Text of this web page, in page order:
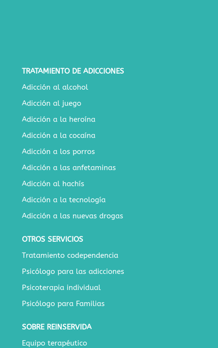
TRATAMIENTO DE ADICCIONES
Adicción al alcohol
Adicción al juego
Adicción a la heroína
Adicción a la cocaína
Adicción a los porros
Adicción a las anfetaminas
Adicción al hachís
Adicción a la tecnología
Adicción a las nuevas drogas
OTROS SERVICIOS
Tratamiento codependencia
Psicólogo para las adicciones
Psicoterapia individual
Psicólogo para Familias
SOBRE REINSERVIDA
Equipo terapéutico